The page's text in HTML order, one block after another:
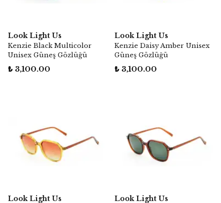
Look Light Us
Kenzie Black Multicolor
Unisex Güneş Gözlüğü
₺ 3,100.00
Look Light Us
Kenzie Daisy Amber Unisex
Güneş Gözlüğü
₺ 3,100.00
Look Light Us Look Light Us